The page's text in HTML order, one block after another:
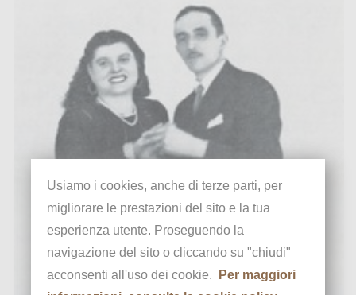
Usiamo i cookies, anche di terze parti, per
migliorare le prestazioni del sito e la tua
esperienza utente. Proseguendo la
navigazione del sito o cliccando su "chiudi"
acconsenti all'uso dei cookie.
Per maggiori